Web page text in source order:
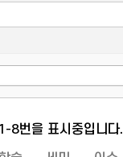
8번을 표시중입니다.